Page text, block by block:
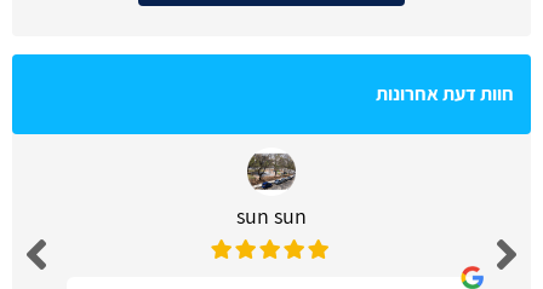
חוות דעת אחרונות
sun sun